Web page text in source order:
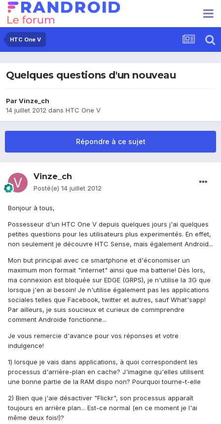
HTC One V
Quelques questions d'un nouveau
ParVinze_ch
14 juillet 2012 dans HTC One V
Répondre à ce sujet
Vinze_ch
Posté(e) 14 juillet 2012
Bonjour à tous,
Possesseur d'un HTC One V depuis quelques jours j'ai quelques
petites questions pour les utilisateurs plus experimentés. En effet,
non seulement je découvre HTC Sense, mais également Android...
Mon but principal avec ce smartphone et d'économiser un
maximum mon formait "internet" ainsi que ma batterie! Dès lors,
ma connexion est bloquée sur EDGE (GRPS), je n'utilise la 3G que
lorsque j'en ai besoin! Je n'utilise également pas les applications
sociales telles que Facebook, twitter et autres, sauf What'sapp!
Par ailleurs, je suis soucieux et curieux de commprendre
comment Androide fonctionne...
Je vous remercie d'avance pour vos réponses et votre
indulgence!
1) lorsque je vais dans applications, à quoi correspondent les
processus d'arrière-plan en cache? J'imagine qu'elles utilisent
une bonne partie de la RAM dispo non? Pourquoi tourne-t-elle
2) Bien que j'aie désactiver "Flickr", son processus apparaît
toujours en arrière plan... Est-ce normal (en ce moment je l'ai
même deux fois!)?